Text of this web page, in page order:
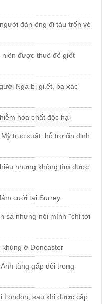
đàn ông đi tàu trốn vé
được thuê để giết
Nga bị gi.ết, ba xác
hóa chất độc hại
trục xuất, hỗ trợ ổn định
nhưng không tìm được
cưới tại Surrey
sa nhưng nói mình "chỉ tới
ở Doncaster
tăng gấp đôi trong
London, sau khi được cấp